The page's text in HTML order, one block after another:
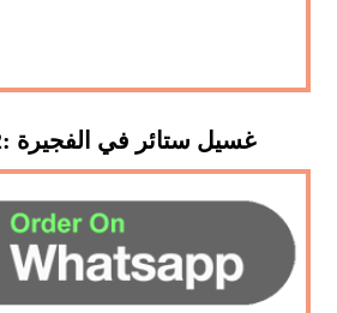
غسيل ستائر في الفجيرة :0501732352